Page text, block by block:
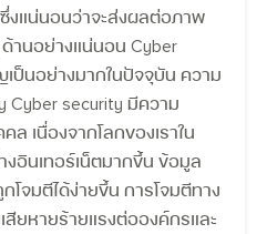
งแน่นอนว่าจะส่งผลต่อภาพ
านอย่างแน่นอน Cyber
ป็นอย่างมากในปัจจุบัน ความ
Cyber security มีความ
เนื่องจากโลกของเราใน
อินเทอร์เน็ตมากขึ้น ข้อมูล
โจมตีได้ง่ายขึ้น การโจมตีทาง
สียหายร้ายแรงต่อองค์กรและ